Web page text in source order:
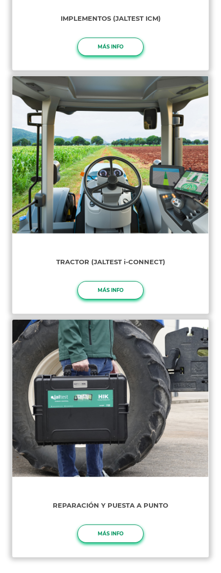
IMPLEMENTOS (JALTEST ICM)
MÁS INFO
TRACTOR (JALTEST i-CONNECT)
MÁS INFO
REPARACIÓN Y PUESTA A PUNTO
MÁS INFO